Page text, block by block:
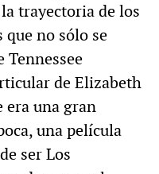
trayectoria de los
que no sólo se
Tennessee
de Elizabeth
era una gran
una película
ser Los